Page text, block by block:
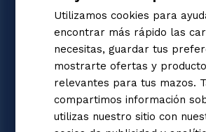
Pokémon
Yu-Gi-Oh!
Flesh and Blood
Digimon
One Piece
Dragon Ball Super
Cardfight!!
Disney Lorcana
Star Wars
Utilizamos cookies para
encontrar más rápido las
necesitas, guardar tus
mostrarte ofertas y
relevantes para tus mazos.
compartimos información
utilizas nuestro sitio con